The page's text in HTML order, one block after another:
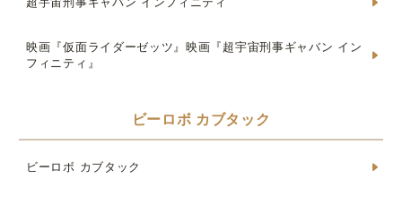
映画『仮面ライダーゼッツ』映画『超宇宙刑事ギャバン イン
フィニティ』
ビーロボ カブタック
ビーロボ カブタック